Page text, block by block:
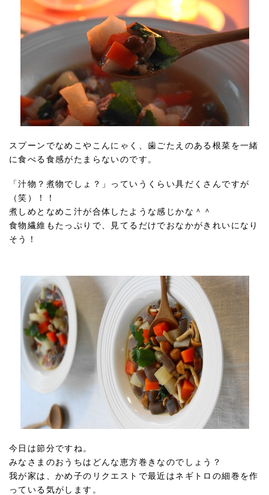
スプーンでなめこやこんにゃく、歯ごたえのある根菜を一緒
に食べる食感がたまらないのです。
「汁物？煮物でしょ？」っていうくらい具だくさんですが
（笑）！！
煮しめとなめこ汁が合体したような感じかな＾＾
食物繊維もたっぷりで、見てるだけでおなかがきれいになり
そう！
今日は節分ですね。
みなさまのおうちはどんな恵方巻きなのでしょう？
我が家は、かめ子のリクエストで最近はネギトロの細巻を作
っている気がします。